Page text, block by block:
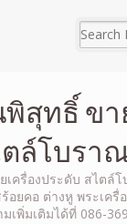
สุทธิ์ ขา
ล์โบรา
เครื่องประดับ สไต
อยคอ ต่างหู พระเค
เพิ่มเติมได้ที่ 086-